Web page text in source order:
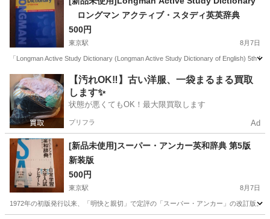
ロングマン アクティブ・スタディ英英辞典
500円
東京駅 8月7日
「Longman Active Study Dictionary (Longman Active Study Dictionary of English) 5th
東京 渋谷区 東京駅 語学、辞書 英英辞典
【汚れOK‼️】古い洋服、一袋まるまる買取
します✨
状態が悪くてもOK！最大限買取します
プリフラ Ad
[新品未使用]スーパー・アンカー英和辞典 第5版
新装版
500円
東京駅 8月7日
1972年の初版発行以来、「明快と親切」で定評の「スーパー・アンカー」の改訂版